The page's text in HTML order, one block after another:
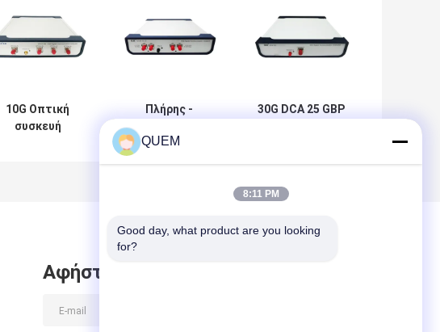
10G Οπτική
συσκευή
Πλήρης -
ενιαίος τρόπου
τρόπου οπτικός
30G DCA 25 GBP
ψηφιακή
Αφήστε μήνυμα
QUEM
8:11 PM
Good day, what product are you looking
for?